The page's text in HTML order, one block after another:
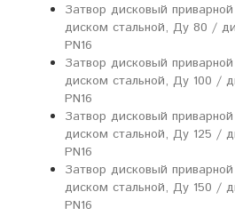
Затвор дисковый
диском стальной, Ду 80 /
PN16
Затвор дисковый
диском стальной, Ду 100 /
PN16
Затвор дисковый
диском стальной, Ду 125 /
PN16
Затвор дисковый
диском стальной, Ду 150 /
PN16